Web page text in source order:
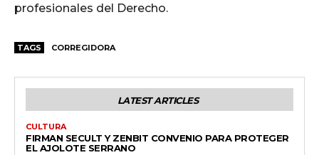
profesionales del Derecho.
TAGS CORREGIDORA
LATEST ARTICLES
CULTURA
FIRMAN SECULT Y ZENBIT CONVENIO PARA PROTEGER
EL AJOLOTE SERRANO